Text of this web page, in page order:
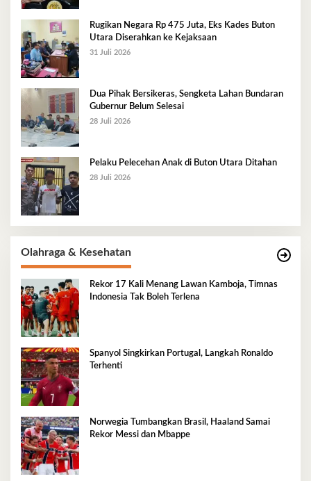
Rugikan Negara Rp 475 Juta, Eks Kades Buton
Utara Diserahkan ke Kejaksaan
31 Juli 2026
Dua Pihak Bersikeras, Sengketa Lahan Bundaran
Gubernur Belum Selesai
28 Juli 2026
Pelaku Pelecehan Anak di Buton Utara Ditahan
28 Juli 2026
Olahraga & Kesehatan
Rekor 17 Kali Menang Lawan Kamboja, Timnas
Indonesia Tak Boleh Terlena
Spanyol Singkirkan Portugal, Langkah Ronaldo
Terhenti
Norwegia Tumbangkan Brasil, Haaland Samai
Rekor Messi dan Mbappe